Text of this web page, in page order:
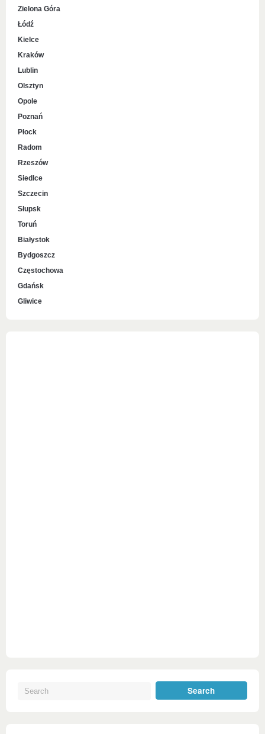
Zielona Góra
Łódź
Kielce
Kraków
Lublin
Olsztyn
Opole
Poznań
Płock
Radom
Rzeszów
Siedlce
Szczecin
Słupsk
Toruń
Białystok
Bydgoszcz
Częstochowa
Gdańsk
Gliwice